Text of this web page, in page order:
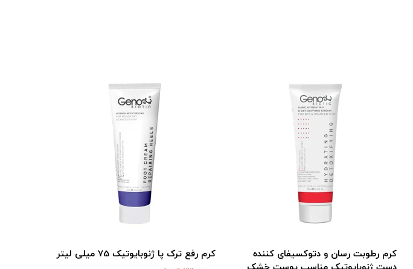
کرم رطوبت رسان و دتوکسیفای کننده
کرم رفع ترک پا ژنوبایوتیک 75 میلی لیتر